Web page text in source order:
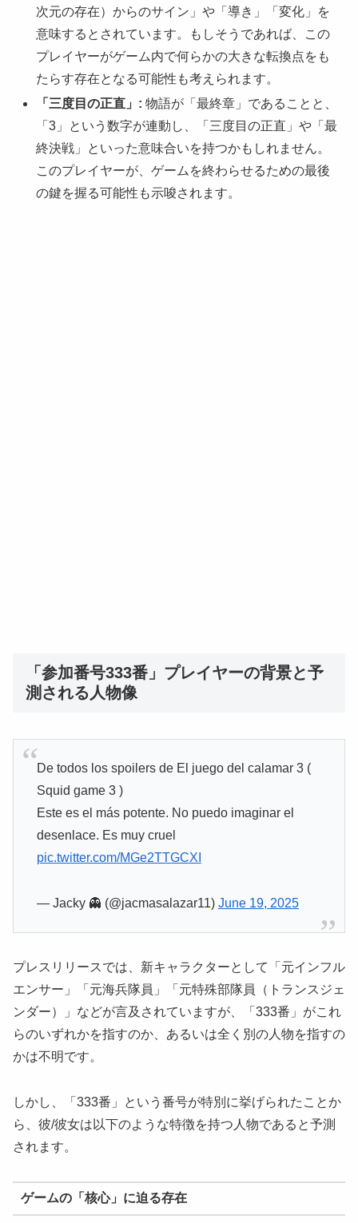
次元の存在）からのサイン」や「導き」「変化」を
意味するとされています。もしそうであれば、この
プレイヤーがゲーム内で何らかの大きな転換点をも
たらす存在となる可能性も考えられます。
「三度目の正直」: 物語が「最終章」であることと、
「3」という数字が連動し、「三度目の正直」や「最
終決戦」といった意味合いを持つかもしれません。
このプレイヤーが、ゲームを終わらせるための最後
の鍵を握る可能性も示唆されます。
「参加番号333番」プレイヤーの背景と予
測される人物像
De todos los spoilers de El juego del calamar 3 (
Squid game 3 )
Este es el más potente. No puedo imaginar el
desenlace. Es muy cruel
pic.twitter.com/MGe2TTGCXI
— Jacky 👻 (@jacmasalazar11) June 19, 2025
プレスリリースでは、新キャラクターとして「元インフル
エンサー」「元海兵隊員」「元特殊部隊員（トランスジェ
ンダー）」などが言及されていますが、「333番」がこれ
らのいずれかを指すのか、あるいは全く別の人物を指すの
かは不明です。
しかし、「333番」という番号が特別に挙げられたことか
ら、彼/彼女は以下のような特徴を持つ人物であると予測
されます。
ゲームの「核心」に迫る存在